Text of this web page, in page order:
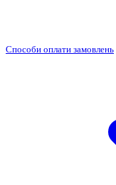
Способи оплати замовлень